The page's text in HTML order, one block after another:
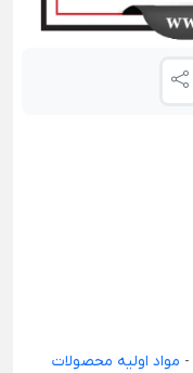
- مواد اولیه محصولات